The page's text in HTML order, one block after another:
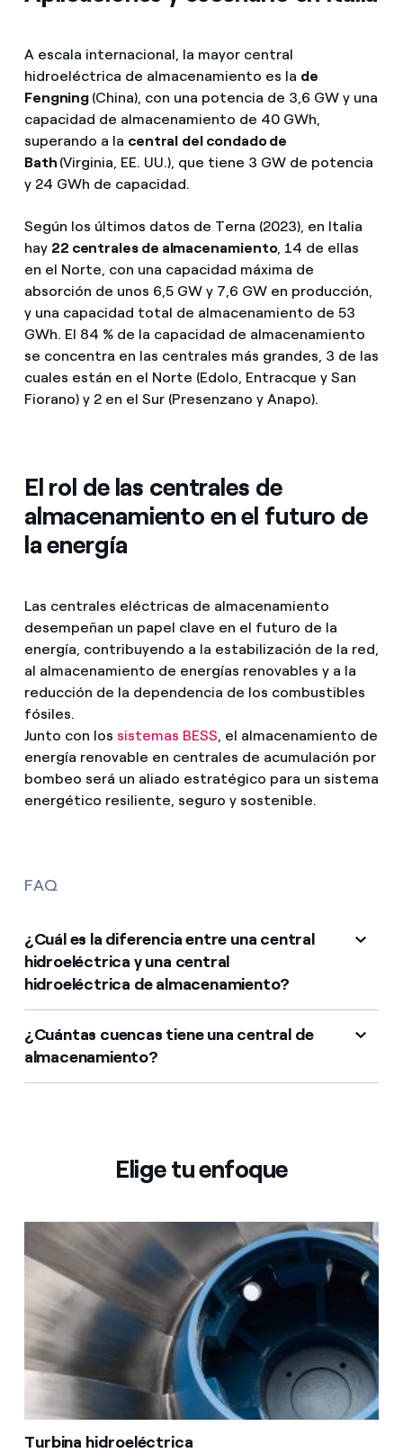
A escala internacional, la mayor central
hidroeléctrica de almacenamiento es la de
Fengning (China), con una potencia de 3,6 GW y una
capacidad de almacenamiento de 40 GWh,
superando a la central del condado de
Bath (Virginia, EE. UU.), que tiene 3 GW de potencia
y 24 GWh de capacidad.
Según los últimos datos de Terna (2023), en Italia
hay 22 centrales de almacenamiento, 14 de ellas
en el Norte, con una capacidad máxima de
absorción de unos 6,5 GW y 7,6 GW en producción,
y una capacidad total de almacenamiento de 53
GWh. El 84 % de la capacidad de almacenamiento
se concentra en las centrales más grandes, 3 de las
cuales están en el Norte (Edolo, Entracque y San
Fiorano) y 2 en el Sur (Presenzano y Anapo).
El rol de las centrales de
almacenamiento en el futuro de
la energía
Las centrales eléctricas de almacenamiento
desempeñan un papel clave en el futuro de la
energía, contribuyendo a la estabilización de la red,
al almacenamiento de energías renovables y a la
reducción de la dependencia de los combustibles
fósiles.
Junto con los sistemas BESS, el almacenamiento de
energía renovable en centrales de acumulación por
bombeo será un aliado estratégico para un sistema
energético resiliente, seguro y sostenible.
FAQ
¿Cuál es la diferencia entre una central
hidroeléctrica y una central
hidroeléctrica de almacenamiento?
¿Cuántas cuencas tiene una central de
almacenamiento?
Elige tu enfoque
Turbina hidroeléctrica